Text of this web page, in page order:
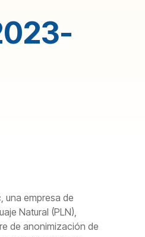
una empresa de
Natural (PLN),
de anonimización de